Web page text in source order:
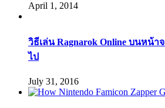
April 1, 2014
วิธีเล่น Ragnarok Online บนหน้า
ไป
July 31, 2016